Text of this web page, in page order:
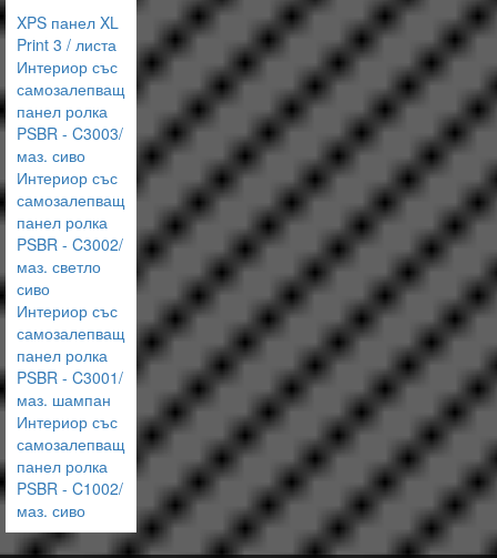
XPS панел XL
Print 3 / листа
Интериор със
самозалепващ
панел ролка
PSBR - C3003/
маз. сиво
Интериор със
самозалепващ
панел ролка
PSBR - C3002/
маз. светло
сиво
Интериор със
самозалепващ
панел ролка
PSBR - C3001/
маз. шампан
Интериор със
самозалепващ
панел ролка
PSBR - C1002/
маз. сиво